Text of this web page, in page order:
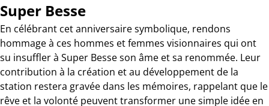
Super Besse
En célébrant cet anniversaire symbolique, rendons
hommage à ces hommes et femmes visionnaires qui ont
su insuffler à Super Besse son âme et sa renommée. Leur
contribution à la création et au développement de la
station restera gravée dans les mémoires, rappelant que le
rêve et la volonté peuvent transformer une simple idée en